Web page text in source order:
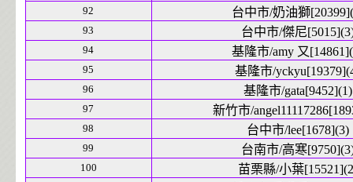
92 台中市/奶油獅
93 台中市/傑尼
94 基隆市/amy 又
95 基隆市/
96 基隆市/gata[9452](1)
97 新竹市/
98 台中市/lee[1678](3)
99 台南市/高寒
100 苗栗縣/小葉